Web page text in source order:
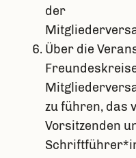
der
Über die
zu führen, das
Vorsitzenden